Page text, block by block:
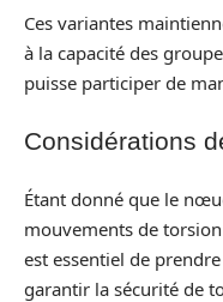
Ces variantes
à la capacité des
puisse participer de
Considérations
Étant donné que le
mouvements de
est essentiel de
garantir la sécurité de